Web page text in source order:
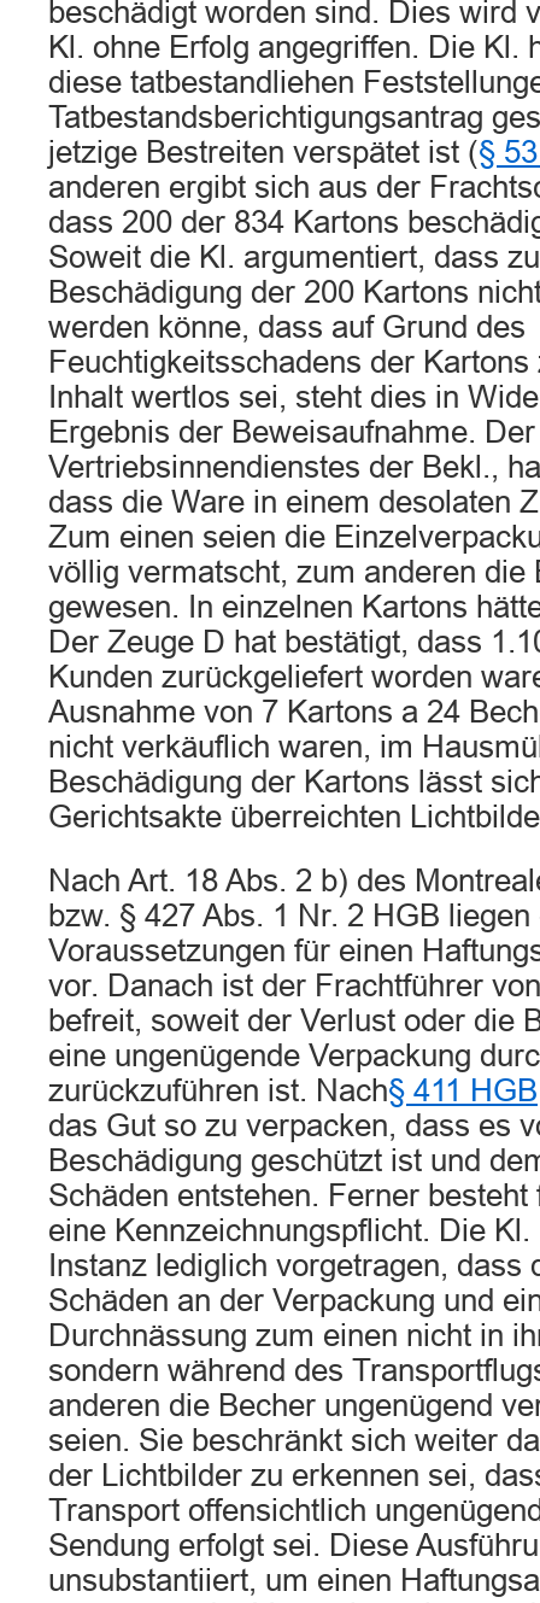
beschädigt worden sind. Dies wird
Kl. ohne Erfolg angegriffen. Die Kl.
diese tatbestandliehen
Tatbestandsberichtigungsantrag
jetzige Bestreiten verspätet ist (§
anderen ergibt sich aus der
dass 200 der 834 Kartons
Soweit die Kl. argumentiert, dass
Beschädigung der 200 Kartons
werden könne, dass auf Grund des
Feuchtigkeitsschadens der
Inhalt wertlos sei, steht dies in
Ergebnis der Beweisaufnahme.
Vertriebsinnendienstes der Bekl.,
dass die Ware in einem desolaten
Zum einen seien die
völlig vermatscht, zum anderen die
gewesen. In einzelnen Kartons
Der Zeuge D hat bestätigt, dass
Kunden zurückgeliefert worden
Ausnahme von 7 Kartons a 24
nicht verkäuflich waren, im
Beschädigung der Kartons lässt
Gerichtsakte überreichten
Nach Art. 18 Abs. 2 b) des
bzw. § 427 Abs. 1 Nr. 2 HGB liegen
Voraussetzungen für einen
vor. Danach ist der Frachtführer
befreit, soweit der Verlust oder die
eine ungenügende Verpackung
zurückzuführen ist. Nach§ 411 HGB
das Gut so zu verpacken, dass es
Beschädigung geschützt ist und
Schäden entstehen. Ferner besteht
eine Kennzeichnungspflicht. Die
Instanz lediglich vorgetragen, dass
Schäden an der Verpackung und
Durchnässung zum einen nicht in
sondern während des
anderen die Becher ungenügend
seien. Sie beschränkt sich weiter
der Lichtbilder zu erkennen sei,
Transport offensichtlich
Sendung erfolgt sei. Diese
unsubstantiiert, um einen